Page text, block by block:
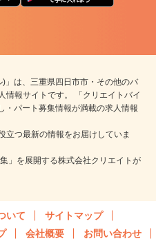
)」は、三重県四日市市・その他のバ
情報サイトです。 「クリエイトバイ
・パート募集情報が満載の求人情報
立つ最新の情報をお届けしていま
」を展開する株式会社クリエイトが
いて
サイトマップ
会社概要
お問い合わせ